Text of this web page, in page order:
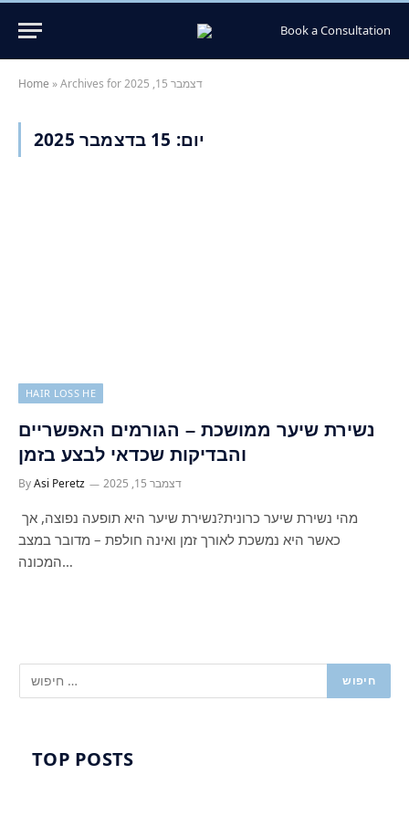
Book a Consultation
Home » Archives for דצמבר 15, 2025
יום: 15 בדצמבר 2025
HAIR LOSS HE
נשירת שיער ממושכת – הגורמים האפשריים
והבדיקות שכדאי לבצע בזמן
ByAsi Peretz דצמבר 15, 2025
כאשר היא נמשכת לאורך זמן ואינה חולפת – מדובר במצב
המכונה…
TOP POSTS